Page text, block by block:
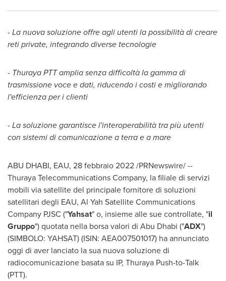
-La nuova soluzione offre agli utenti la possibilità di creare
reti private, integrando diverse tecnologie
- Thuraya PTT amplia senza difficoltà la gamma di
trasmissione voce e dati, riducendo i costi e migliorando
l'efficienza per i clienti
-La soluzione garantisce l'interoperabilità tra più utenti
con sistemi di comunicazione a terra e a mare
ABU DHABI, EAU, 28 febbraio 2022 /PRNewswire/ --
Thuraya Telecommunications Company, la filiale di servizi
mobili via satellite del principale fornitore di soluzioni
satellitari degli EAU, Al Yah Satellite Communications
Company PJSC ("Yahsat" o, insieme alle sue controllate, "il
Gruppo") quotata nella borsa valori di Abu Dhabi ("ADX")
(SIMBOLO: YAHSAT) (ISIN: AEA007501017) ha annunciato
oggi di aver lanciato la sua nuova soluzione di
radiocomunicazione basata su IP, Thuraya Push-to-Talk
(PTT).